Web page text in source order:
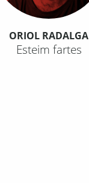
ORIOL RADALGA
Esteim fartes